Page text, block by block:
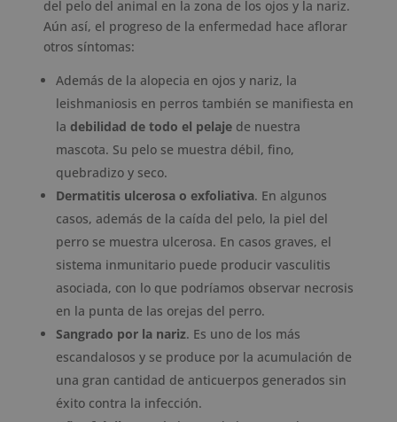
del pelo del animal en la zona de los ojos y la nariz.
Aún así, el progreso de la enfermedad hace aflorar
otros síntomas:
Además de la alopecia en ojos y nariz, la
leishmaniosis en perros también se manifiesta en
la debilidad de todo el pelajede nuestra
mascota. Su pelo se muestra débil, fino,
quebradizo y seco.
Dermatitis ulcerosa o exfoliativa. En algunos
casos, además de la caída del pelo, la piel del
perro se muestra ulcerosa. En casos graves, el
sistema inmunitario puede producir vasculitis
asociada, con lo que podríamos observar necrosis
en la punta de las orejas del perro.
Sangrado por la nariz. Es uno de los más
escandalosos y se produce por la acumulación de
una gran cantidad de anticuerpos generados sin
éxito contra la infección.